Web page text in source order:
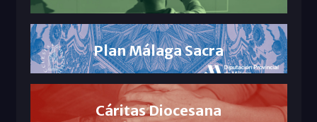
Plan Málaga Sacra
Cáritas Diocesana